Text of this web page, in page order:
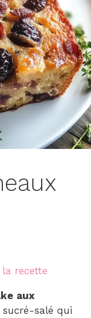
recette
aux
sucré-salé qui